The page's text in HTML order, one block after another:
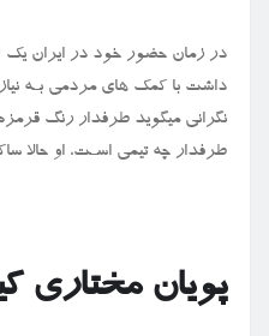
در زمان حضور خود در ایران یک
داشت با کمک های‌ مردمی بـه
نگرانی میگوید طرفدار رنگ
طرفدار چه تیمی اسـت، او حالا
پویان مختاری